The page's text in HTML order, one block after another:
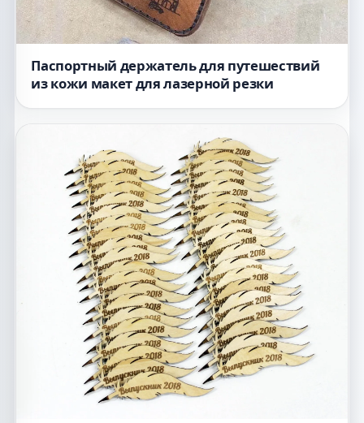
Паспортный держатель для путешествий
из кожи макет для лазерной резки